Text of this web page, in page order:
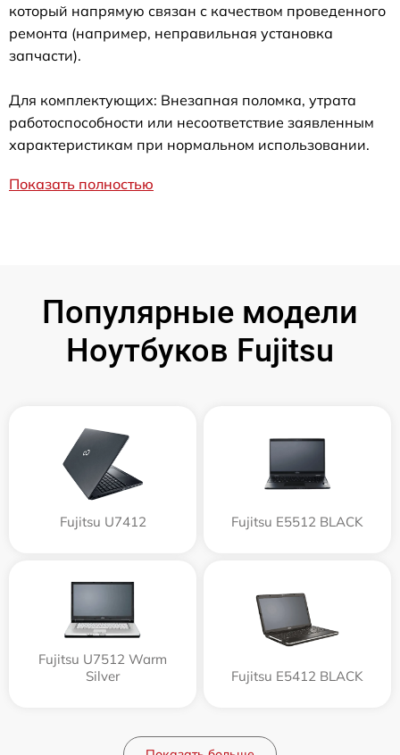
который напрямую связан с качеством проведенного
ремонта (например, неправильная установка
запчасти).
Для комплектующих: Внезапная поломка, утрата
работоспособности или несоответствие заявленным
характеристикам при нормальном использовании.
Показать полностью
Популярные модели
Ноутбуков Fujitsu
Fujitsu U7412 Fujitsu E5512 BLACK
Fujitsu U7512 Warm
Silver
Fujitsu E5412 BLACK